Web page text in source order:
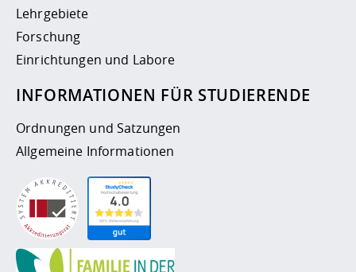
Lehrgebiete
Forschung
Einrichtungen und Labore
INFORMATIONEN FÜR STUDIERENDE
Ordnungen und Satzungen
Allgemeine Informationen